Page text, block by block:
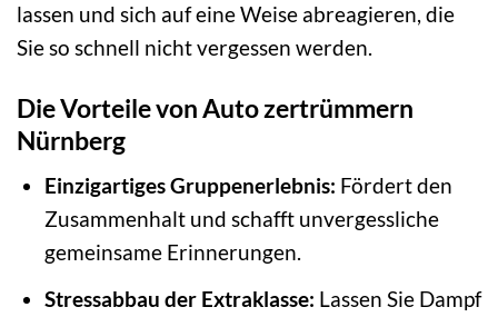
lassen und sich auf eine Weise abreagieren, die
Sie so schnell nicht vergessen werden.
Die Vorteile von Auto zertrümmern
Nürnberg
Einzigartiges Gruppenerlebnis: Fördert den
Zusammenhalt und schafft unvergessliche
gemeinsame Erinnerungen.
Stressabbau der Extraklasse: Lassen Sie Dampf